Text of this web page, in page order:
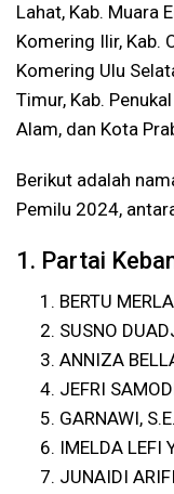
Lahat, Kab. Muara
Komering Ilir, Kab.
Komering Ulu
Timur, Kab.
Alam, dan Kota
Berikut adalah
Pemilu 2024,
1. Partai
BERTU
SUSNO
ANNIZA
JEFRI
GARNAWI,
IMELDA LEFI
JUNAIDI